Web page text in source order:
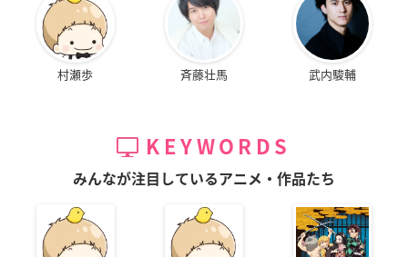
村瀬歩 斉藤壮馬 武内駿輔
KEYWORDS
みんなが注目しているアニメ・作品たち